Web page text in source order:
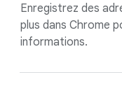
Enregistrez des
plus dans Chrome
informations.